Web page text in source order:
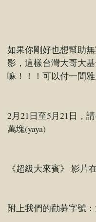
如果你剛好也想幫助
影，這樣台灣大哥大
嘛！！！可以付一間
2月21日至5月21日，
萬塊(yaya)
《超級大來賓》 影片
附上我們的勸募字號